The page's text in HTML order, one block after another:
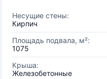
Несущие стены:
Кирпич
Площадь подвала, м²:
1075
Крыша:
Железобетонные